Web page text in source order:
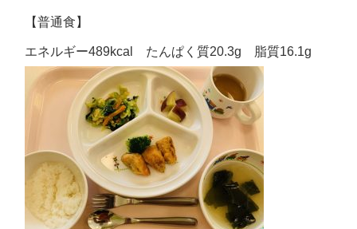
【普通食】
エネルギー489kcal たんぱく質20.3g 脂質16.1g